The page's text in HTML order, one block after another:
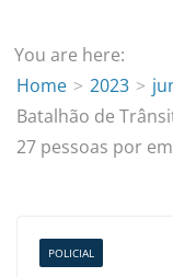
You are here:
Home
2023
Batalhão de
27 pessoas por
POLICIAL